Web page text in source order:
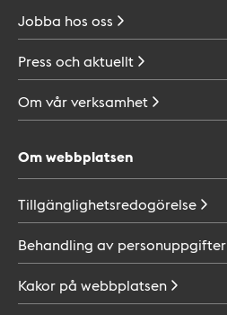
Jobba hos oss
Press ochaktuellt
Om vårverksamhet
Om webbplatsen
Tillgänglighetsredogörelse
Behandling av personuppgifter
Kakor på webbplatsen